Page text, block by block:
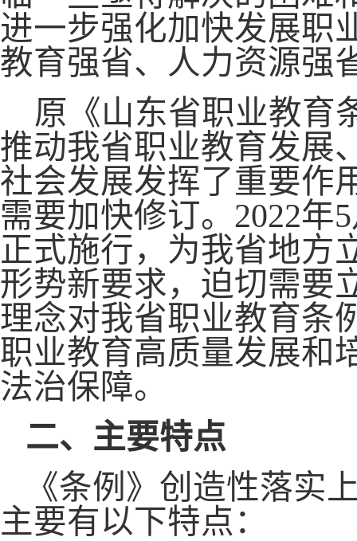
进一步强化加快发展职
教育强省、人力资源强
原《山东省职业教育
推动我省职业教育发展
社会发展发挥了重要作
需要加快修订。2022年
正式施行，为我省地方
形势新要求，迫切需要
理念对我省职业教育条
职业教育高质量发展和
法治保障。
二、主要特点
《条例》创造性落实
主要有以下特点：